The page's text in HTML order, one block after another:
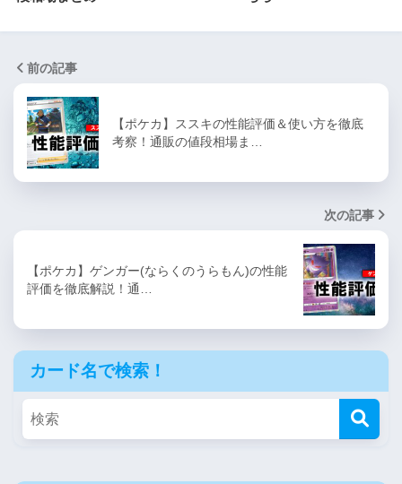
前の記事
【ポケカ】ススキの性能評価＆使い方を徹底
考察！通販の値段相場ま…
次の記事
【ポケカ】ゲンガー(ならくのうらもん)の性能
評価を徹底解説！通…
カード名で検索！